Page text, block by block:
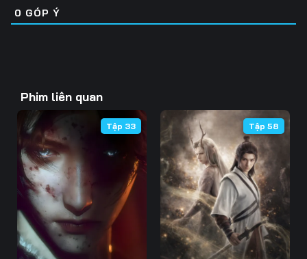
37 38 39
47 48
49 51
52 54
55 57
58 60
0 GÓP Ý
Phim liên quan
Tập 33 Tập 58